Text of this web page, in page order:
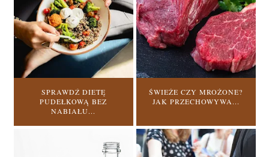
SPRAWDŹ DIETĘ
PUDEŁKOWĄ BEZ
NABIAŁU...
ŚWIEŻE CZY MROŻONE?
JAK PRZECHOWYWA...